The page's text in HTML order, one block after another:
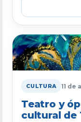
CULTURA 11 de
Teatro y
cultural de